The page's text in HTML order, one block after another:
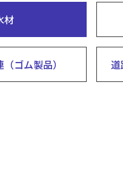
材
ゴム製品） 道